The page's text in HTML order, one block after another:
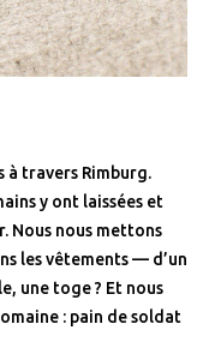
à travers Rimburg.
y ont laissées et
Nous nous mettons
les vêtements — d’un
une toge ? Et nous
: pain de soldat